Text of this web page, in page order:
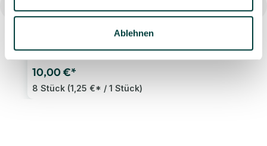
Ablehnen
PIXI Set Weihnachten, 8er-Set
10,00 €*
8 Stück (1,25 €* / 1 Stück)